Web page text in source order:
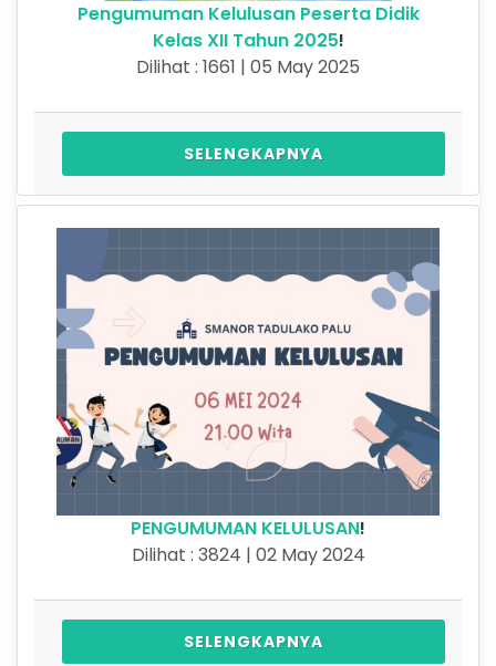
Pengumuman Kelulusan Peserta Didik
Kelas XII Tahun 2025!
Dilihat : 1661 | 05 May 2025
SELENGKAPNYA
PENGUMUMAN KELULUSAN!
Dilihat : 3824 | 02 May 2024
SELENGKAPNYA